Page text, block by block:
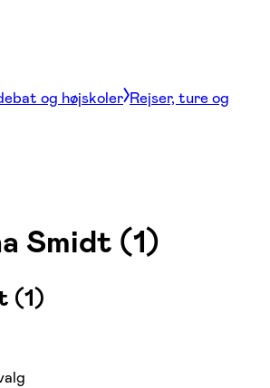
og højskoler Rejser, ture og
Smidt (1)
(1)